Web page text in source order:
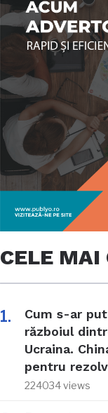
CELE
Cum s-ar
războiul
Ucraina.
pentru
224034 views